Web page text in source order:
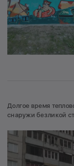
Долгое время
снаружи безликой